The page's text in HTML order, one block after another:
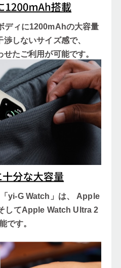
ディに1200mAhの大容量
しないサイズ感で、
たご利用が可能です。
yi-G Watch」は、 Apple
してApple Watch Ultra 2
です。